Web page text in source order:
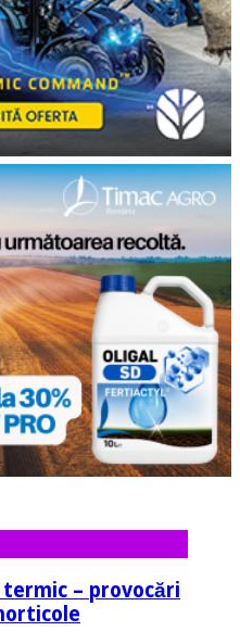
– provocări